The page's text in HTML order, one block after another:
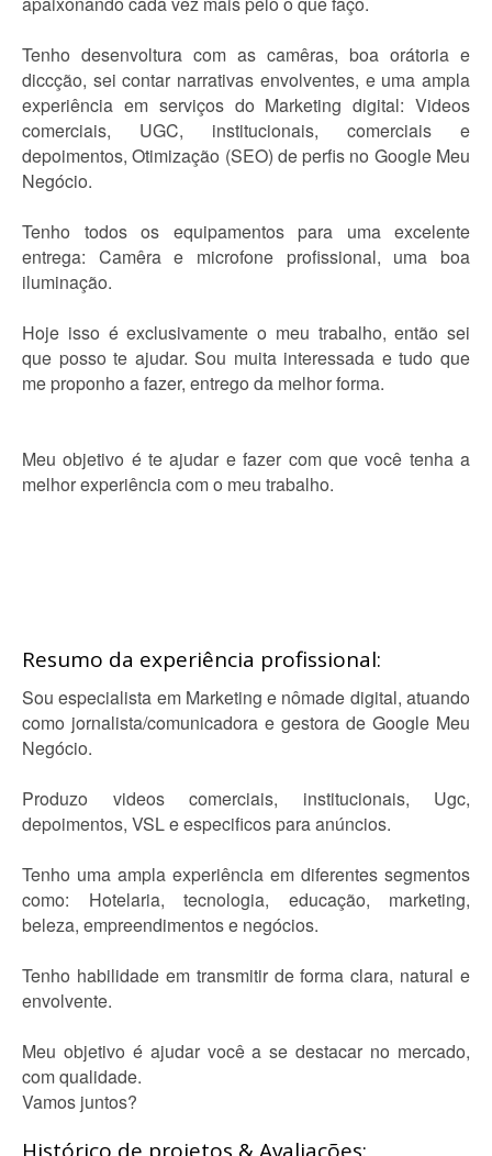
Tenho desenvoltura com as camêras, boa orátoria e
diccção, sei contar narrativas envolventes, e uma ampla
experiência em serviços do Marketing digital: Videos
comerciais, UGC, institucionais, comerciais e
depoimentos, Otimização (SEO) de perfis no Google Meu
Negócio.
Tenho todos os equipamentos para uma excelente
entrega: Camêra e microfone profissional, uma boa
iluminação.
Hoje isso é exclusivamente o meu trabalho, então sei
que posso te ajudar. Sou muita interessada e tudo que
me proponho a fazer, entrego da melhor forma.
Meu objetivo é te ajudar e fazer com que você tenha a
melhor experiência com o meu trabalho.
Resumo da experiência profissional:
Sou especialista em Marketing e nômade digital, atuando
como jornalista/comunicadora e gestora de Google Meu
Negócio.
Produzo videos comerciais, institucionais, Ugc,
depoimentos, VSL e especificos para anúncios.
Tenho uma ampla experiência em diferentes segmentos
como: Hotelaria, tecnologia, educação, marketing,
beleza, empreendimentos e negócios.
Tenho habilidade em transmitir de forma clara, natural e
envolvente.
Meu objetivo é ajudar você a se destacar no mercado,
com qualidade.
Vamos juntos?